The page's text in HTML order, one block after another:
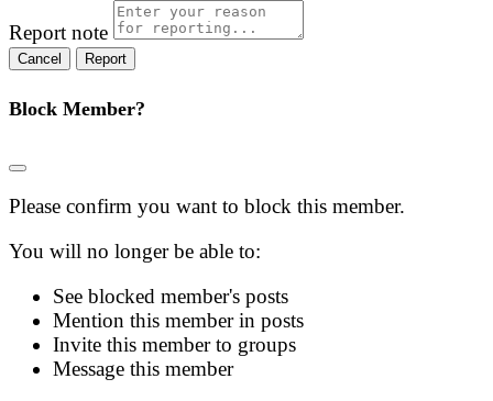
Report note
Report
Block Member?
Please confirm you want to block this member.
You will no longer be able to:
See blocked member's posts
Mention this member in posts
Invite this member to groups
Message this member